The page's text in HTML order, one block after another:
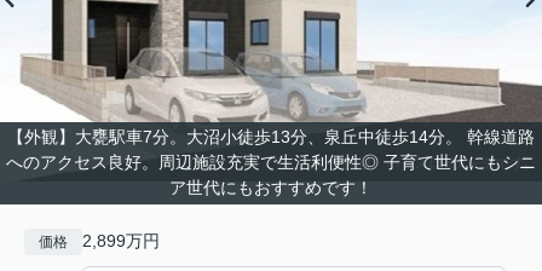
【外観】大甕駅車7分。大沼小徒歩13分、泉丘中徒歩14分。 幹線道路
へのアクセス良好。周辺施設充実で生活利便性◎ 子育て世代にもシニ
ア世代にもおすすめです！
価格 2,899万円